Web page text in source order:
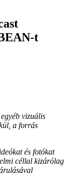
t
vizuális
a forrás
és fotókat
céllal kizárólag